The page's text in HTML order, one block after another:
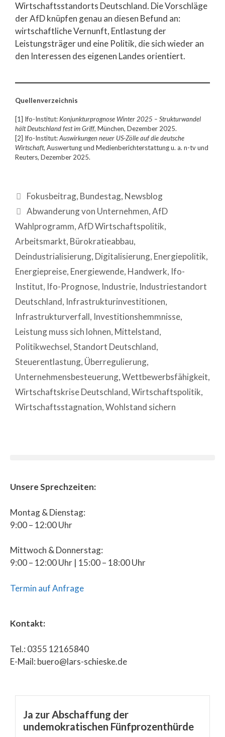
Wirtschaftsstandorts Deutschland. Die Vorschläge
der AfD knüpfen genau an diesen Befund an:
wirtschaftliche Vernunft, Entlastung der
Leistungsträger und eine Politik, die sich wieder an
den Interessen des eigenen Landes orientiert.
Quellenverzeichnis
[1] Ifo-Institut: Konjunkturprognose Winter 2025 – Strukturwandel
hält Deutschland fest im Griff, München, Dezember 2025.
[2] Ifo-Institut:Auswirkungen neuer US-Zölle auf die deutsche
Wirtschaft, Auswertung und Medienberichterstattung u. a. n-tv und
Reuters, Dezember 2025.
Fokusbeitrag, Bundestag, Newsblog
Abwanderung von Unternehmen,AfD
Wahlprogramm,AfD Wirtschaftspolitik,
Arbeitsmarkt, Bürokratieabbau,
Deindustrialisierung, Digitalisierung, Energiepolitik,
Energiepreise, Energiewende, Handwerk, Ifo-
Institut, Ifo-Prognose, Industrie, Industriestandort
Deutschland, Infrastrukturinvestitionen,
Infrastrukturverfall, Investitionshemmnisse,
Leistung muss sich lohnen, Mittelstand,
Politikwechsel,Standort Deutschland,
Steuerentlastung, Überregulierung,
Unternehmensbesteuerung,Wettbewerbsfähigkeit,
Wirtschaftskrise Deutschland,Wirtschaftspolitik,
Wirtschaftsstagnation,Wohlstand sichern
Unsere Sprechzeiten:
Montag & Dienstag:
9:00 – 12:00 Uhr
Mittwoch & Donnerstag:
9:00 – 12:00 Uhr | 15:00 – 18:00 Uhr
Termin auf Anfrage
Kontakt:
Tel.: 0355 12165840
E-Mail: buero@lars-schieske.de
Ja zur Abschaffung der
undemokratischen Fünfprozenthürde